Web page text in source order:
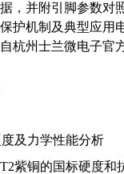
，并附引脚参数对
护机制及典型应用
杭州士兰微电子官
及力学性能分析
紫铜的国标硬度和